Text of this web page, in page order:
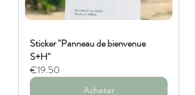
Sticker "Panneau de bienvenue
S+H"
€19.50
Acheter